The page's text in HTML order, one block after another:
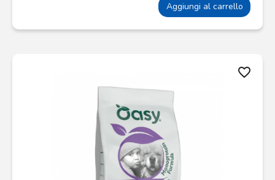
Aggiungi al carrello
favorite_border